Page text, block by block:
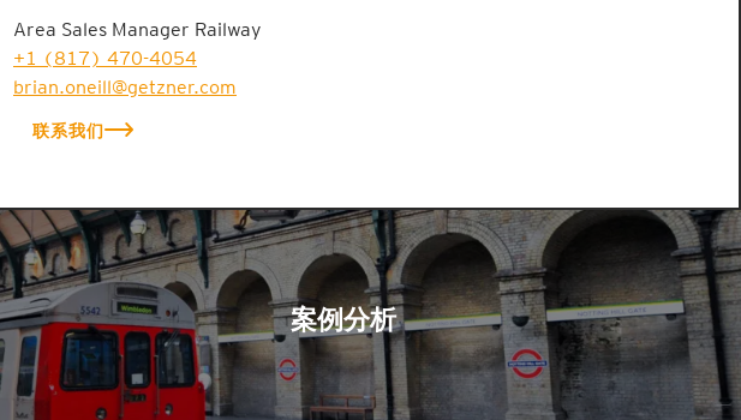
Area Sales Manager Railway
+1 (817) 470-4054
brian.oneill@getzner.com
联系我们
案例分析